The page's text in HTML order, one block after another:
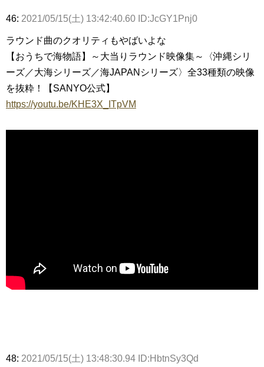
46: 2021/05/15(土) 13:42:40.60 ID:JcGY1Pnj0
ラウンド曲のクオリティもやばいよな
【おうちで海物語】～大当りラウンド映像集～〈沖縄シリ
ーズ／大海シリーズ／海JAPANシリーズ〉全33種類の映像
を抜粋！【SANYO公式】
https://youtu.be/KHE3X_ITpVM
48: 2021/05/15(土) 13:48:30.94 ID:HbtnSy3Qd